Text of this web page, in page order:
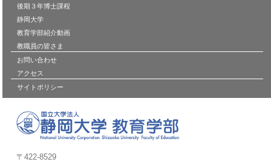
後期３年博士課程
静岡大学
教育学部紹介動画
教職員の皆さま
お問い合わせ
アクセス
サイトポリシー
〒422-8529